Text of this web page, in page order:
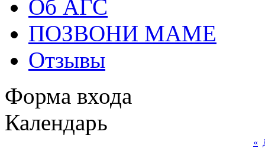
Об АГС
ПОЗВОНИ МАМЕ
Отзывы
Форма входа
Календарь
«